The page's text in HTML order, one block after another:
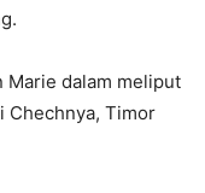
Marie dalam meliput
Chechnya, Timor